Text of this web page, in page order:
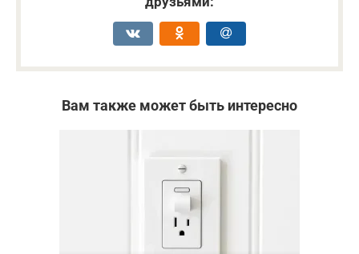
Вам также может быть интересно